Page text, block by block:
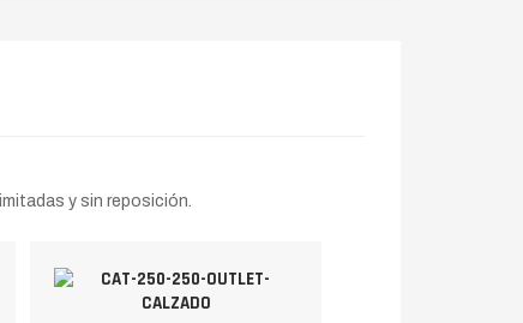
y sin reposición.